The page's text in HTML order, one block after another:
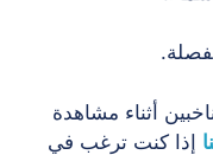
أثناء مشاهدة
إذا كنت ترغب في